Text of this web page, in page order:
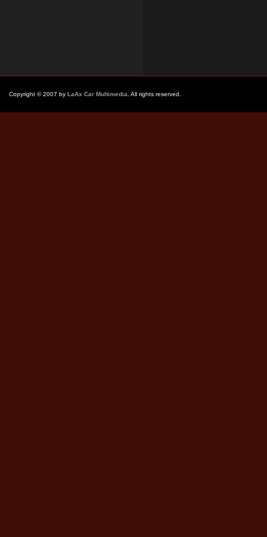
Copyright © 2007 by LaAx Car Multimedia . All rights reserved.